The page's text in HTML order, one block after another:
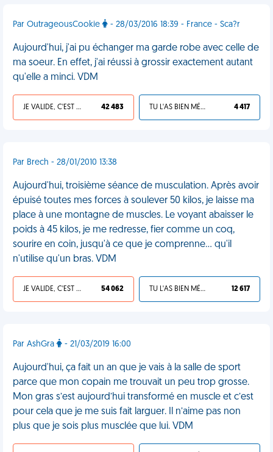
Par OutrageousCookie - 28/03/2016 18:39 - France - Sca?r
Aujourd'hui, j'ai pu échanger ma garde robe avec celle de
ma soeur. En effet, j'ai réussi à grossir exactement autant
qu'elle a minci. VDM
JE VALIDE, C'EST UNE VDM 42 483 TU L'AS BIEN MÉRITÉ 4 417
Par Brech - 28/01/2010 13:38
Aujourd'hui, troisième séance de musculation. Après avoir
épuisé toutes mes forces à soulever 50 kilos, je laisse ma
place à une montagne de muscles. Le voyant abaisser le
poids à 45 kilos, je me redresse, fier comme un coq,
sourire en coin, jusqu'à ce que je comprenne... qu'il
n'utilise qu'un bras. VDM
JE VALIDE, C'EST UNE VDM 54 062 TU L'AS BIEN MÉRITÉ 12 617
Par AshGra - 21/03/2019 16:00
Aujourd'hui, ça fait un an que je vais à la salle de sport
parce que mon copain me trouvait un peu trop grosse.
Mon gras s’est aujourd’hui transformé en muscle et c’est
pour cela que je me suis fait larguer. Il n’aime pas non
plus que je sois plus musclée que lui. VDM